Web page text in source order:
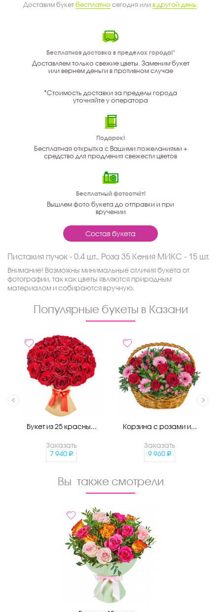
Доставим букетбесплатно сегодня или в другой день
Бесплатная доставка в пределах города!*
Доставляем только свежие цветы. Заменим букет
или вернем деньги в противном случае
*Стоимость доставки за пределы города
уточняйте у оператора
Подарок!
Бесплатная открытка с Вашими пожеланиями +
средство для продления свежести цветов
Бесплатный фотоотчёт!
Вышлем фото букета до отправки и при
вручении
Состав букета
Пистакия пучок - 0.4 шт., Роза 35 Кения МИКС - 15 шт.
Внимание! Возможны минимальные отличия букета от
фотографии, так как цветы являются природным
материалом и собираются вручную.
Популярные букеты в Казани
Букет из 25 красны...
Заказать
7 940
Корзина с розами и...
Заказать
9 960
Вы также смотрели